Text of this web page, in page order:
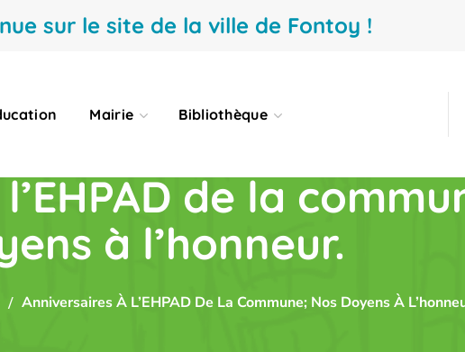
sur le site de la ville de Fontoy !
Mairie Bibliothèque
de la
à l’honneur.
Anniversaires À L’EHPAD De La Commune; Nos Doyens À